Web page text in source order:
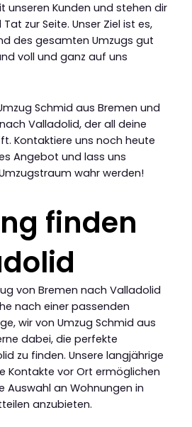
unseren Kunden und stehen dir
zur Seite. Unser Ziel ist es,
des gesamten Umzugs gut
voll und ganz auf uns
Schmid aus Bremen und
Valladolid, der all deine
Kontaktiere uns noch heute
Angebot und lass uns
wahr werden!
finden
von Bremen nach Valladolid
nach einer passenden
wir von Umzug Schmid aus
dabei, die perfekte
zu finden. Unsere langjährige
Kontakte vor Ort ermöglichen
Auswahl an Wohnungen in
anzubieten.